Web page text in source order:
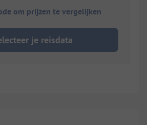
om prijzen te vergelijken
je reisdata